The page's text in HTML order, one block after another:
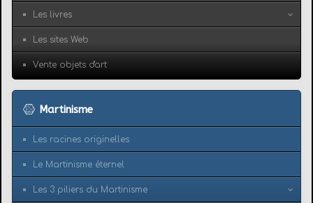
Les livres
Les sites Web
Vente objets d'art
Martinisme
Les racines originelles
Le Martinisme éternel
Les 3 piliers du Martinisme